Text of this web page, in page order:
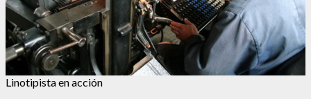
Linotipista en acción